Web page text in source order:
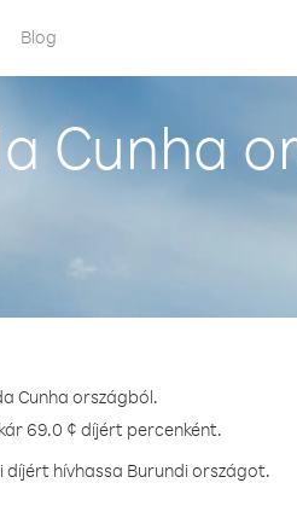
Blog
Cunha
Cunha országból.
69.0 ¢ díjért percenként.
hívhassa Burundi országot.